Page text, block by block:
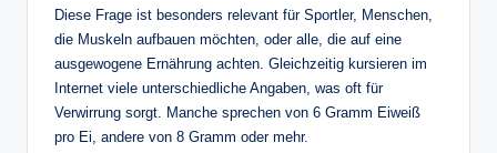
Diese Frage ist besonders relevant für Sportler, Menschen,
die Muskeln aufbauen möchten, oder alle, die auf eine
ausgewogene Ernährung achten. Gleichzeitig kursieren im
Internet viele unterschiedliche Angaben, was oft für
Verwirrung sorgt. Manche sprechen von 6 Gramm Eiweiß
pro Ei, andere von 8 Gramm oder mehr.